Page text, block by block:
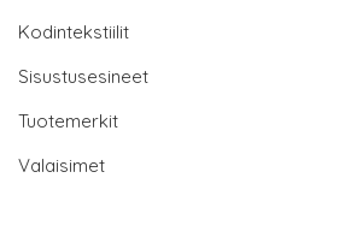
Kodintekstiilit
Sisustusesineet
Tuotemerkit
Valaisimet